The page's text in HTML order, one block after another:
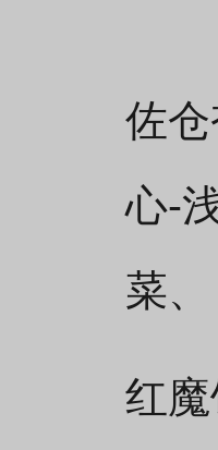
白
佐
心-
菜
红